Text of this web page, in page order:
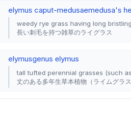
elymus caput-medusaemedusa's
weedy rye grass having long
長い刺毛を持つ雑草のライグラス
elymusgenus elymus
tall tufted perennial grasses (such
丈のある多年生草本植物（ライムグラ